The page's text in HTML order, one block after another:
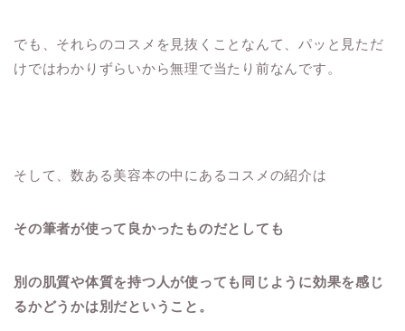
でも、それらのコスメを見抜くことなんて、パッと見ただ
けではわかりずらいから無理で当たり前なんです。
そして、数ある美容本の中にあるコスメの紹介は
その筆者が使って良かったものだとしても
別の肌質や体質を持つ人が使っても同じように効果を感じ
るかどうかは別だということ。